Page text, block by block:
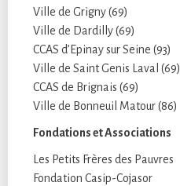
Ville de Grigny (69)
Ville de Dardilly (69)
CCAS d’Epinay sur Seine (93)
Ville de Saint Genis Laval (69)
CCAS de Brignais (69)
Ville de Bonneuil Matour (86)
Fondations et Associations
Les Petits Frères des Pauvres
Fondation Casip-Cojasor